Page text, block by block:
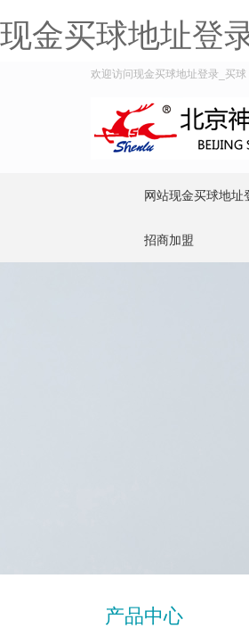
现金买球地址登
欢迎访问现金买球地址登录_买
网站现金买球地址
招商加盟
产品中心